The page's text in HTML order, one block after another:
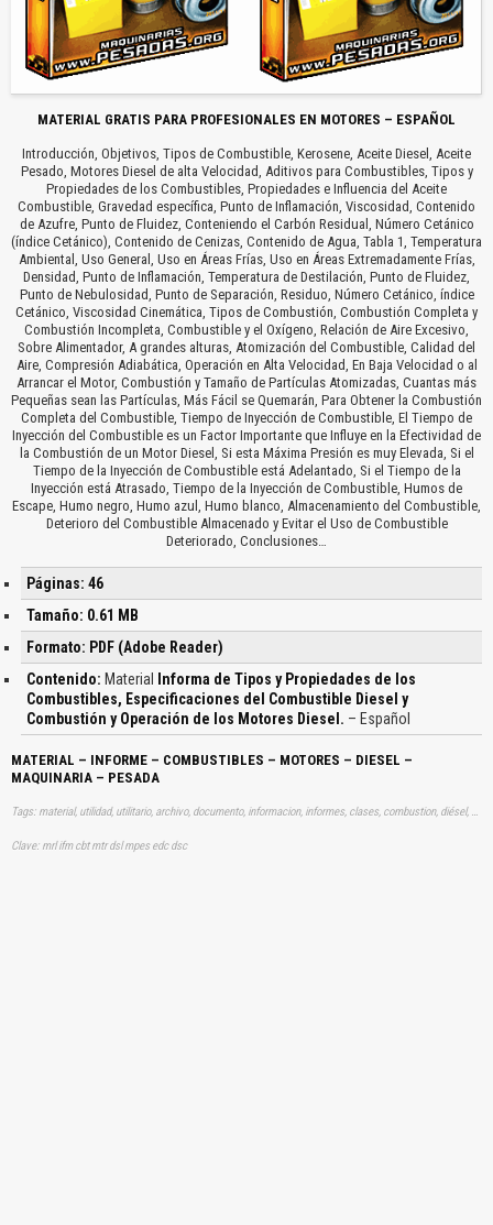
MATERIAL GRATIS PARA PROFESIONALES EN MOTORES – ESPAÑOL
Introducción, Objetivos, Tipos de Combustible, Kerosene, Aceite Diesel, Aceite
Pesado, Motores Diesel de alta Velocidad, Aditivos para Combustibles, Tipos y
Propiedades de los Combustibles, Propiedades e Influencia del Aceite
Combustible, Gravedad específica, Punto de Inflamación, Viscosidad, Contenido
de Azufre, Punto de Fluidez, Conteniendo el Carbón Residual, Número Cetánico
(índice Cetánico), Contenido de Cenizas, Contenido de Agua, Tabla 1, Temperatura
Ambiental, Uso General, Uso en Áreas Frías, Uso en Áreas Extremadamente Frías,
Densidad, Punto de Inflamación, Temperatura de Destilación, Punto de Fluidez,
Punto de Nebulosidad, Punto de Separación, Residuo, Número Cetánico, índice
Cetánico, Viscosidad Cinemática, Tipos de Combustión, Combustión Completa y
Combustión Incompleta, Combustible y el Oxígeno, Relación de Aire Excesivo,
Sobre Alimentador, A grandes alturas, Atomización del Combustible, Calidad del
Aire, Compresión Adiabática, Operación en Alta Velocidad, En Baja Velocidad o al
Arrancar el Motor, Combustión y Tamaño de Partículas Atomizadas, Cuantas más
Pequeñas sean las Partículas, Más Fácil se Quemarán, Para Obtener la Combustión
Completa del Combustible, Tiempo de Inyección de Combustible, El Tiempo de
Inyección del Combustible es un Factor Importante que Influye en la Efectividad de
la Combustión de un Motor Diesel, Si esta Máxima Presión es muy Elevada, Si el
Tiempo de la Inyección de Combustible está Adelantado, Si el Tiempo de la
Inyección está Atrasado, Tiempo de la Inyección de Combustible, Humos de
Escape, Humo negro, Humo azul, Humo blanco, Almacenamiento del Combustible,
Deterioro del Combustible Almacenado y Evitar el Uso de Combustible
Deteriorado, Conclusiones…
Páginas: 46
Tamaño: 0.61 MB
Formato: PDF (Adobe Reader)
Contenido: Material
Informa de Tipos y Propiedades de los
Combustibles, Especificaciones del Combustible Diesel y
Combustión y Operación de los Motores Diesel. – Español
MATERIAL – INFORME – COMBUSTIBLES – MOTORES – DIESEL –
MAQUINARIA – PESADA
Tags: material, utilidad, utilitario, archivo, documento, informacion, informes, clases, combustion, diésel, operacion, aprender, descargas
Clave: mrl ifm cbt mtr dsl mpes edc dsc